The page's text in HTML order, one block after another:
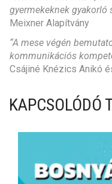
gyermekeknek gyakorló
Meixner Alapítvány
“A mese végén
kommunikációs
Csájiné Knézics Anikó
KAPCSOLÓDÓ